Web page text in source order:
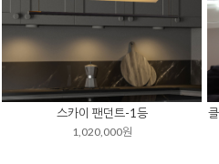
스카이 팬던트-1등
1,020,000원